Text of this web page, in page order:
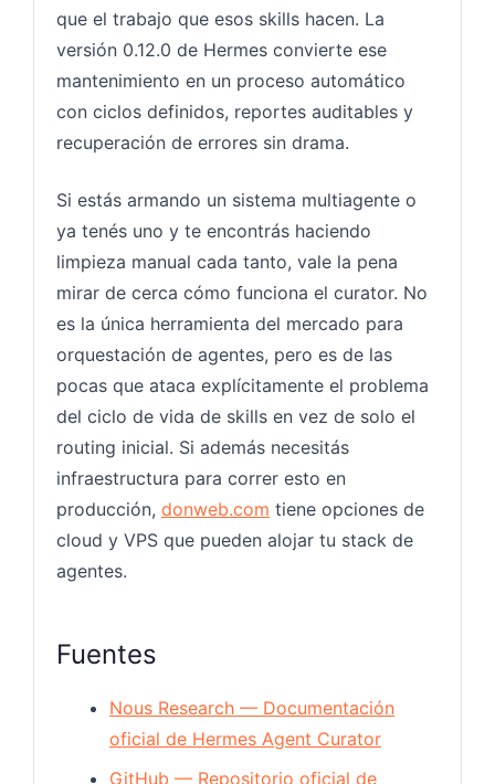
que el trabajo que esos skills hacen. La
versión 0.12.0 de Hermes convierte ese
mantenimiento en un proceso automático
con ciclos definidos, reportes auditables y
recuperación de errores sin drama.
Si estás armando un sistema multiagente o
ya tenés uno y te encontrás haciendo
limpieza manual cada tanto, vale la pena
mirar de cerca cómo funciona el curator. No
es la única herramienta del mercado para
orquestación de agentes, pero es de las
pocas que ataca explícitamente el problema
del ciclo de vida de skills en vez de solo el
routing inicial. Si además necesitás
infraestructura para correr esto en
producción, donweb.com tiene opciones de
cloud y VPS que pueden alojar tu stack de
agentes.
Fuentes
Nous Research — Documentación
oficial de Hermes Agent Curator
GitHub — Repositorio oficial de